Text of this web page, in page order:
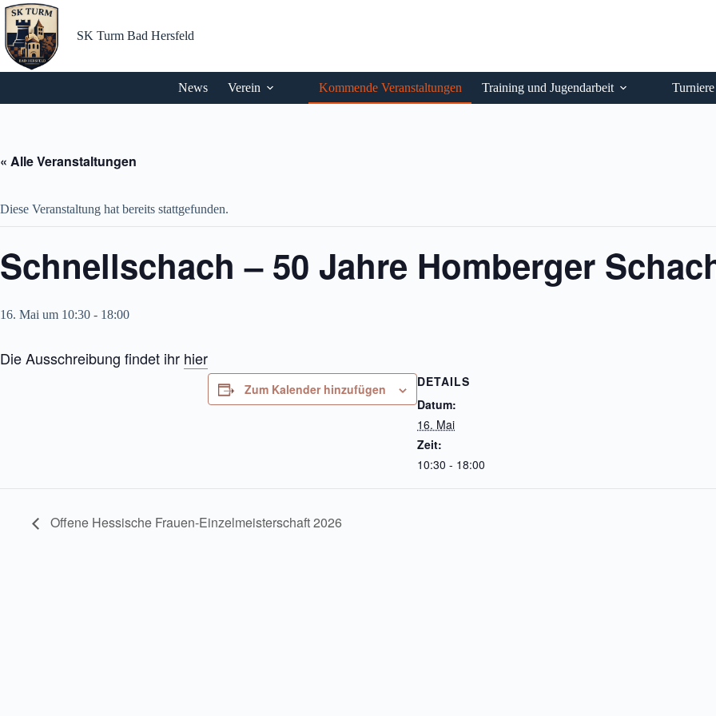
Zum
Inhalt
springen
SK Turm Bad Hersfeld
News Verein Kommende Veranstaltungen Training und Jugendarbeit Turniere
« Alle Veranstaltungen
Diese Veranstaltung hat bereits stattgefunden.
Schnellschach – 50 Jahre Homberger
16. Mai um 10:30 - 18:00
Die Ausschreibung findet ihr hier
Zum Kalender hinzufügen
DETAILS
Datum:
16. Mai
Zeit:
10:30 - 18:00
Offene Hessische Frauen-Einzelmeisterschaft 2026